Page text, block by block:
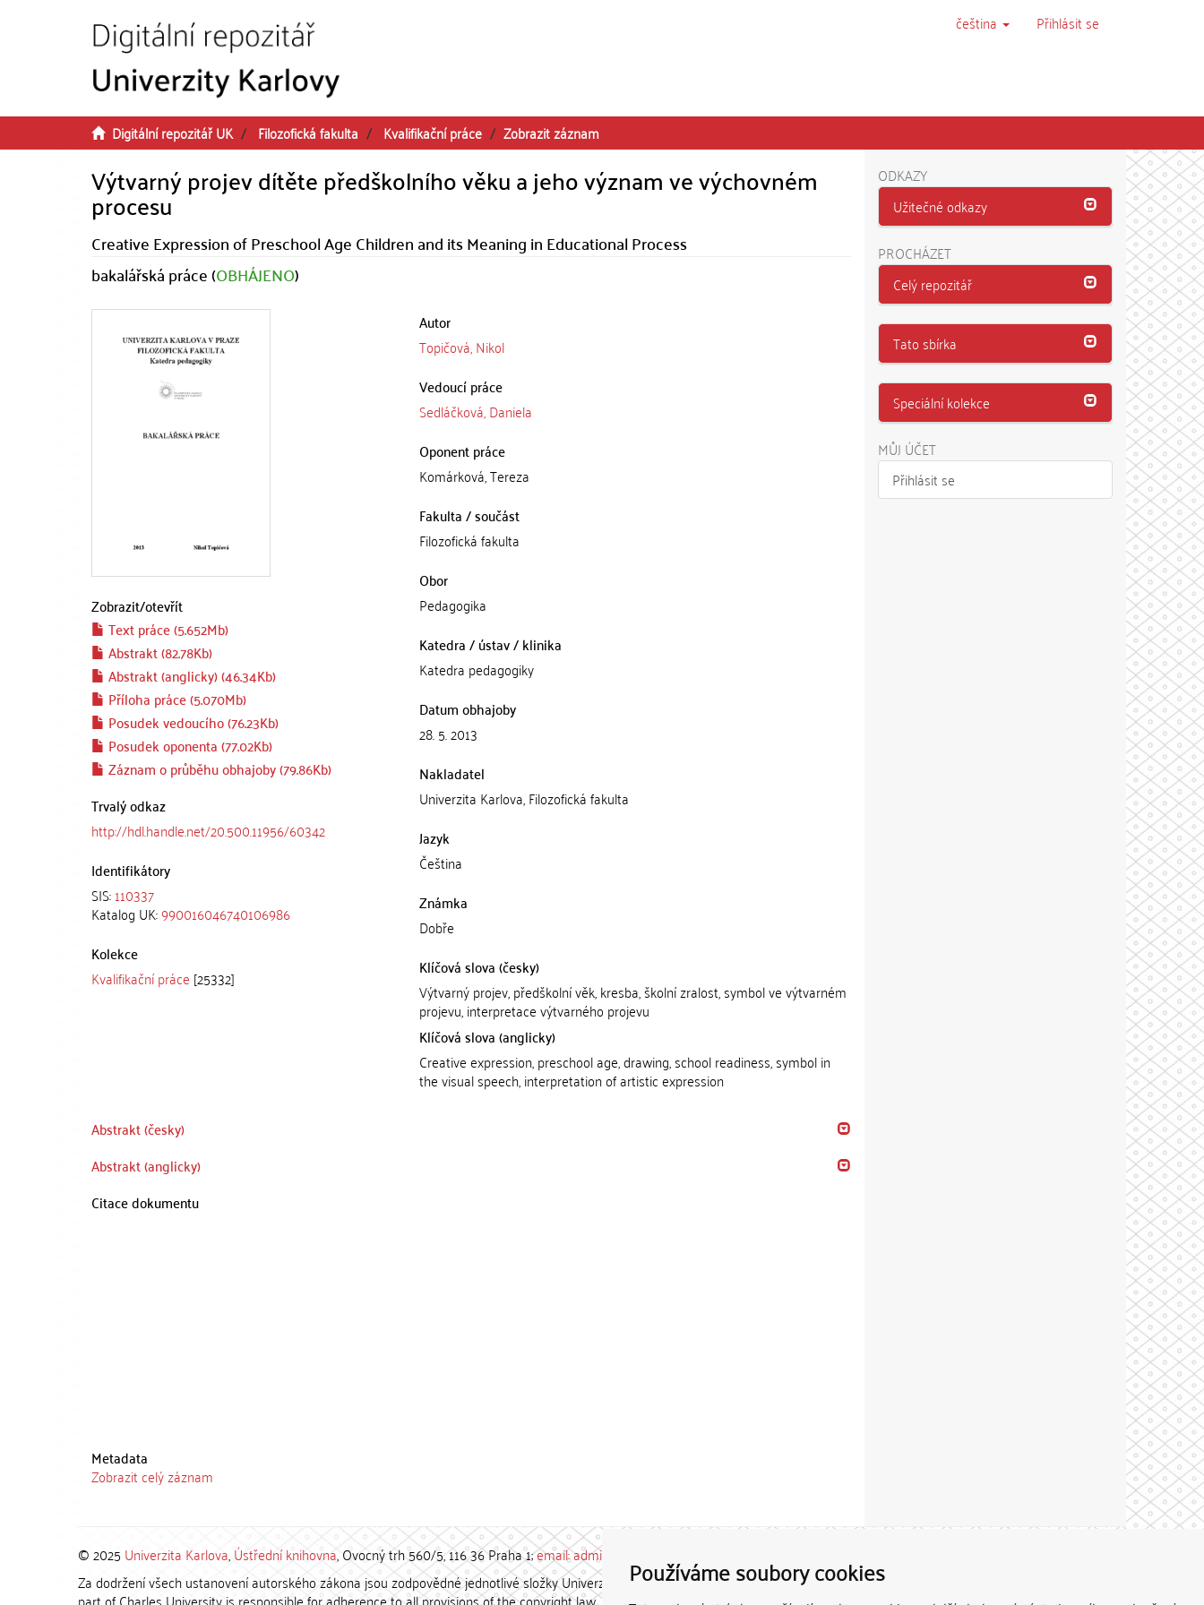
Používáme soubory cookies
čeština Přihlásit se
Digitální repozitář UK Filozofická fakulta Kvalifikační práce Zobrazit záznam
Výtvarný projev dítěte předškolního věku a jeho význam ve výchovném
procesu
Creative Expression of Preschool Age Children and its Meaning in Educational Process
bakalářská práce (OBHÁJENO)
Zobrazit/otevřít
Text práce (5.652Mb)
Abstrakt (82.78Kb)
Abstrakt (anglicky) (46.34Kb)
Příloha práce (5.070Mb)
Posudek vedoucího (76.23Kb)
Posudek oponenta (77.02Kb)
Záznam o průběhu obhajoby (79.86Kb)
Trvalý odkaz
http://hdl.handle.net/20.500.11956/60342
Identifikátory
SIS:110337
Katalog UK:990016046740106986
Kolekce
Kvalifikační práce [25332]
Autor
Topičová, Nikol
Vedoucí práce
Sedláčková, Daniela
Oponent práce
Komárková, Tereza
Fakulta / součást
Filozofická fakulta
Obor
Pedagogika
Katedra / ústav / klinika
Katedra pedagogiky
Datum obhajoby
28. 5. 2013
Nakladatel
Univerzita Karlova, Filozofická fakulta
Jazyk
Čeština
Známka
Dobře
Klíčová slova (česky)
Výtvarný projev, předškolní věk, kresba, školní zralost, symbol ve výtvarném
projevu, interpretace výtvarného projevu
Klíčová slova (anglicky)
Creative expression, preschool age, drawing, school readiness, symbol in
the visual speech, interpretation of artistic expression
Abstrakt (česky)
Abstrakt (anglicky)
Citace dokumentu
Metadata
Zobrazit celý záznam
ODKAZY
Užitečné odkazy
PROCHÁZET
Celý repozitář
Tato sbírka
Speciální kolekce
MŮJ ÚČET
Přihlásit se
© 2025 Univerzita Karlova,Ústřední knihovna, Ovocný trh 560/5, 116 36 Praha 1;email: admin-repozitar [at] cuni.cz
Za dodržení všech ustanovení autorského zákona jsou zodpovědné jednotlivé složky Univerzity Karlovy. / Each constituent